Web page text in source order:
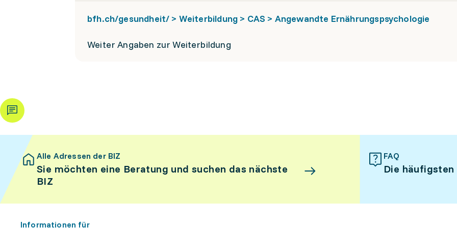
bfh.ch/gesundheit/ > Weiterbildung > CAS > Angewandte Ernährungspsychologie
Weiter Angaben zur Weiterbildung
Alle Adressen der BIZ
Sie möchten eine Beratung und suchen das nächste
BIZ
FAQ
Die
Informationen für